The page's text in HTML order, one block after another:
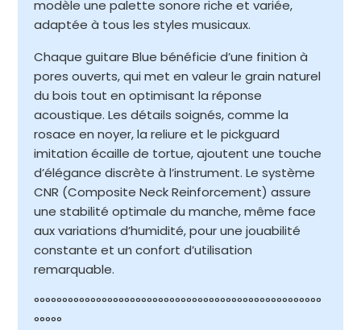
modèle une palette sonore riche et variée,
adaptée à tous les styles musicaux.​
Chaque guitare Blue bénéficie d’une finition à
pores ouverts, qui met en valeur le grain naturel
du bois tout en optimisant la réponse
acoustique. Les détails soignés, comme la
rosace en noyer, la reliure et le pickguard
imitation écaille de tortue, ajoutent une touche
d’élégance discrète à l’instrument. Le système
CNR (Composite Neck Reinforcement) assure
une stabilité optimale du manche, même face
aux variations d’humidité, pour une jouabilité
constante et un confort d’utilisation
remarquable.
°°°°°°°°°°°°°°°°°°°°°°°°°°°°°°°°°°°°°°°°°°°°°°°°°°°
°°°°°